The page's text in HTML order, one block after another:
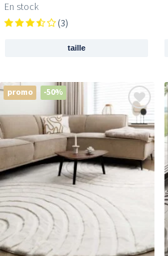
En stock
(3)
taille
promo -50%